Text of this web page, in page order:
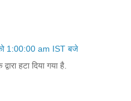
1:00:00 am IST बजे
हटा दिया गया है.